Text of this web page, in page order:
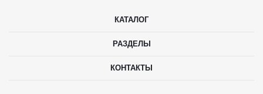
КАТАЛОГ
РАЗДЕЛЫ
КОНТАКТЫ